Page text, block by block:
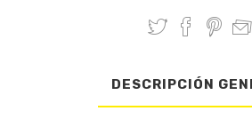
DESCRIPCIÓN